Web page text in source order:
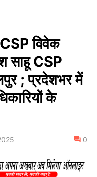
विवेक
साहू CSP
; प्रदेशभर में
के
0